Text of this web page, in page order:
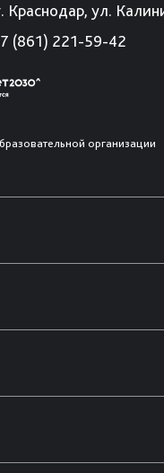
Краснодар, ул.
(861) 221-59-42
организации